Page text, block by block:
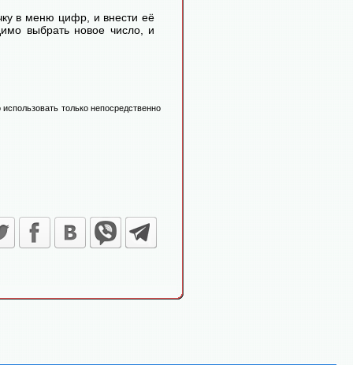
в меню цифр, и внести её
выбрать новое число, и
только непосредственно